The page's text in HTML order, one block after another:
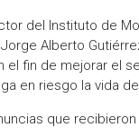
del Instituto de
Alberto
el fin de mejorar el
en riesgo la vida
que recibieron